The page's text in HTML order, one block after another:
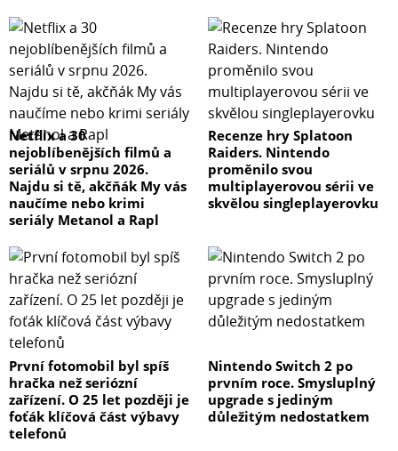
Netflix a 30
nejoblíbenějších filmů a
seriálů v srpnu 2026.
Najdu si tě, akčňák My vás
naučíme nebo krimi
seriály Metanol a Rapl
Recenze hry Splatoon
Raiders. Nintendo
proměnilo svou
multiplayerovou sérii ve
skvělou singleplayerovku
První fotomobil byl spíš
hračka než seriózní
zařízení. O 25 let později je
foťák klíčová část výbavy
telefonů
Nintendo Switch 2 po
prvním roce. Smysluplný
upgrade s jediným
důležitým nedostatkem